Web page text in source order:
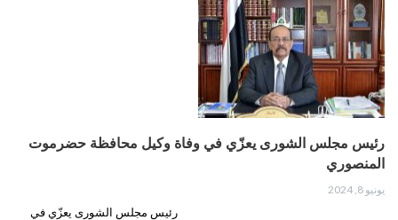
رئيس مجلس الشورى يعزّي في وفاة وكيل محافظة حضرموت
المنصوري
يونيو 8, 2024
رئيس مجلس الشورى يعزّي في